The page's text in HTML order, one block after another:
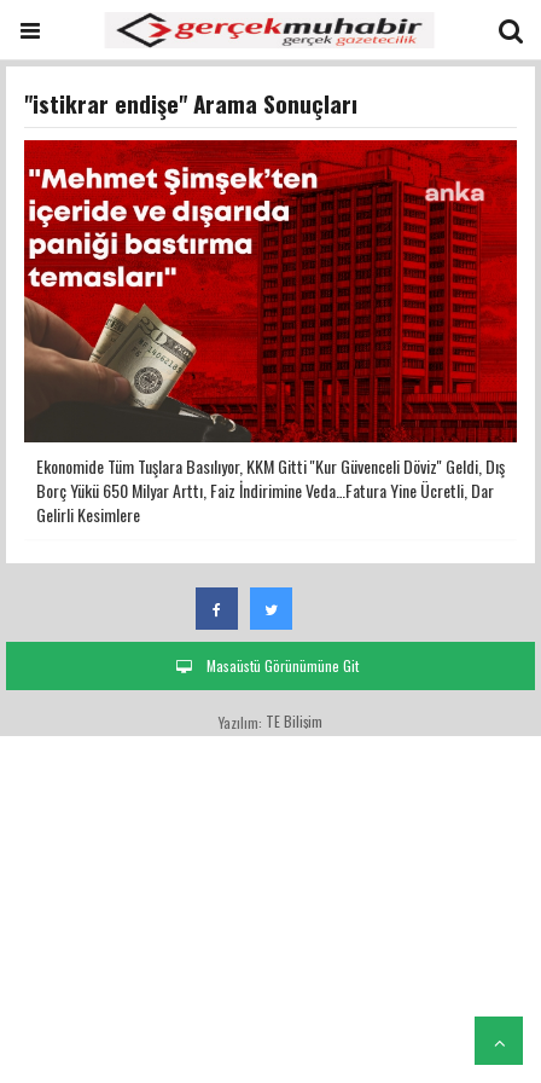
"istikrar endişe" Arama Sonuçları
Ekonomide Tüm Tuşlara Basılıyor, KKM Gitti ''Kur Güvenceli Döviz'' Geldi, Dış
Borç Yükü 650 Milyar Arttı, Faiz İndirimine Veda…Fatura Yine Ücretli, Dar
Gelirli Kesimlere
Masaüstü Görünümüne Git
Yazılım: TE Bilişim